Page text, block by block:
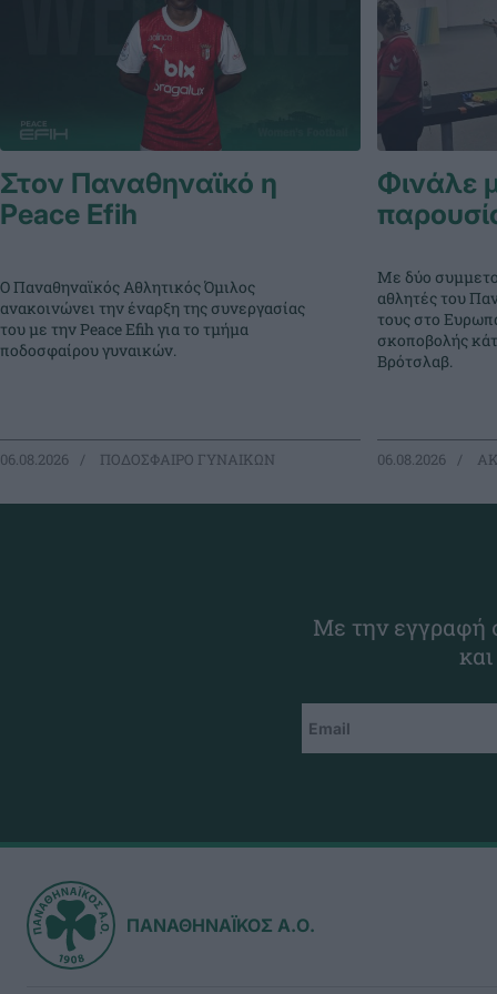
Στον Παναθηναϊκό η
Peace Efih
Ο Παναθηναϊκός Αθλητικός Όμιλος
ανακοινώνει την έναρξη της συνεργασίας
του με την Peace Efih για το τμήμα
ποδοσφαίρου γυναικών.
06.08.2026 ΠΟΔΟΣΦΑΙΡΟ ΓΥΝΑΙΚΩΝ
Φινάλε
Με δύο
αθλητές του
τους στο
σκοποβολής
Βρότσλαβ.
06.08.2026
Με την εγγραφή
ΠΑΝΑΘΗΝΑΪΚΟΣ Α.Ο.